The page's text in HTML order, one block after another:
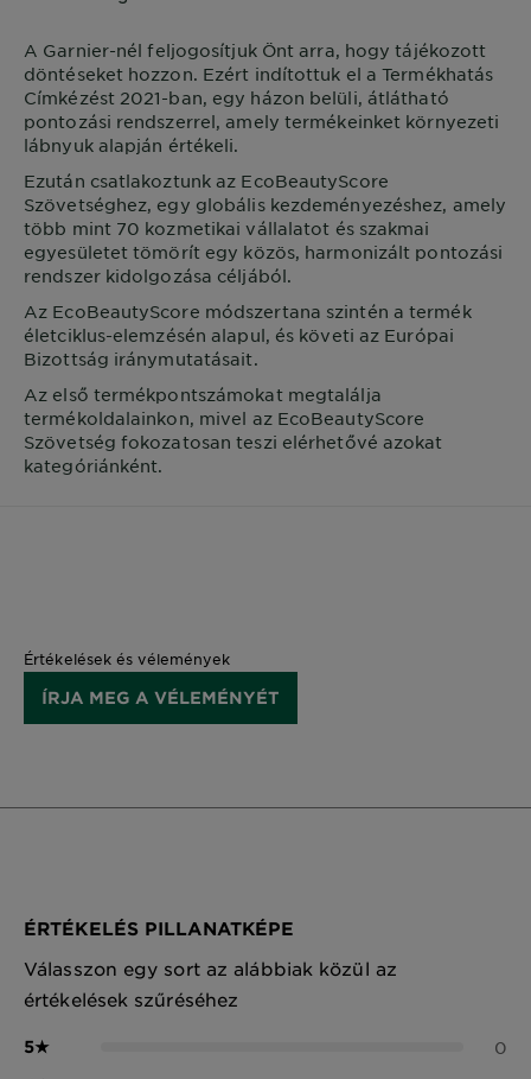
A Garnier-nél feljogosítjuk Önt arra, hogy tájékozott
döntéseket hozzon. Ezért indítottuk el a Termékhatás
Címkézést 2021-ban, egy házon belüli, átlátható
pontozási rendszerrel, amely termékeinket környezeti
lábnyuk alapján értékeli.
Ezután csatlakoztunk az EcoBeautyScore
Szövetséghez, egy globális kezdeményezéshez, amely
több mint 70 kozmetikai vállalatot és szakmai
egyesületet tömörít egy közös, harmonizált pontozási
rendszer kidolgozása céljából.
Az EcoBeautyScore módszertana szintén a termék
életciklus-elemzésén alapul, és követi az Európai
Bizottság iránymutatásait.
Az első termékpontszámokat megtalálja
termékoldalainkon, mivel az EcoBeautyScore
Szövetség fokozatosan teszi elérhetővé azokat
kategóriánként.
Értékelések és vélemények
ÍRJA MEG A VÉLEMÉNYÉT
ÉRTÉKELÉS PILLANATKÉPE
Válasszon egy sort az alábbiak közül az
értékelések szűréséhez
5★ 0